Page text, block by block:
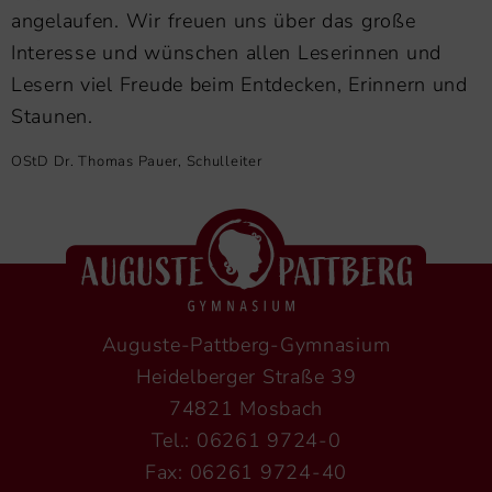
angelaufen. Wir freuen uns über das große
Interesse und wünschen allen Leserinnen und
Lesern viel Freude beim Entdecken, Erinnern und
Staunen.
OStD Dr. Thomas Pauer, Schulleiter
Auguste-Pattberg-Gymnasium
Heidelberger Straße 39
74821 Mosbach
Tel.: 06261 9724-0
Fax: 06261 9724-40